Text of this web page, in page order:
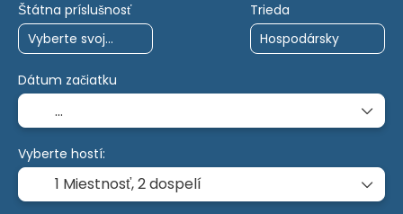
Štátna príslušnosť Trieda
Dátum začiatku
Vyberte hostí:
1 Miestnosť,2 dospelí